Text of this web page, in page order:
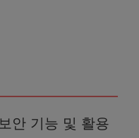
안 기능 및 활용